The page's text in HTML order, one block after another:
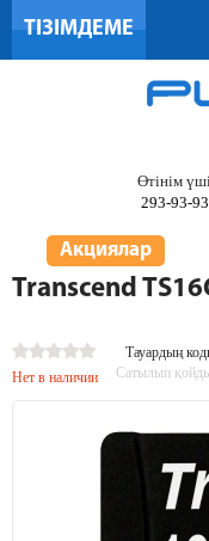
ТІЗІМДЕМЕ
Өтінім
293-93-
Акциялар
Transcend
Тауардың
Нет в наличии
Сатылып